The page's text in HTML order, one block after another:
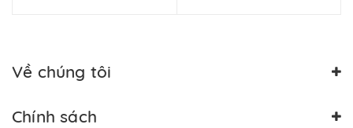
Về chúng tôi
Chính sách